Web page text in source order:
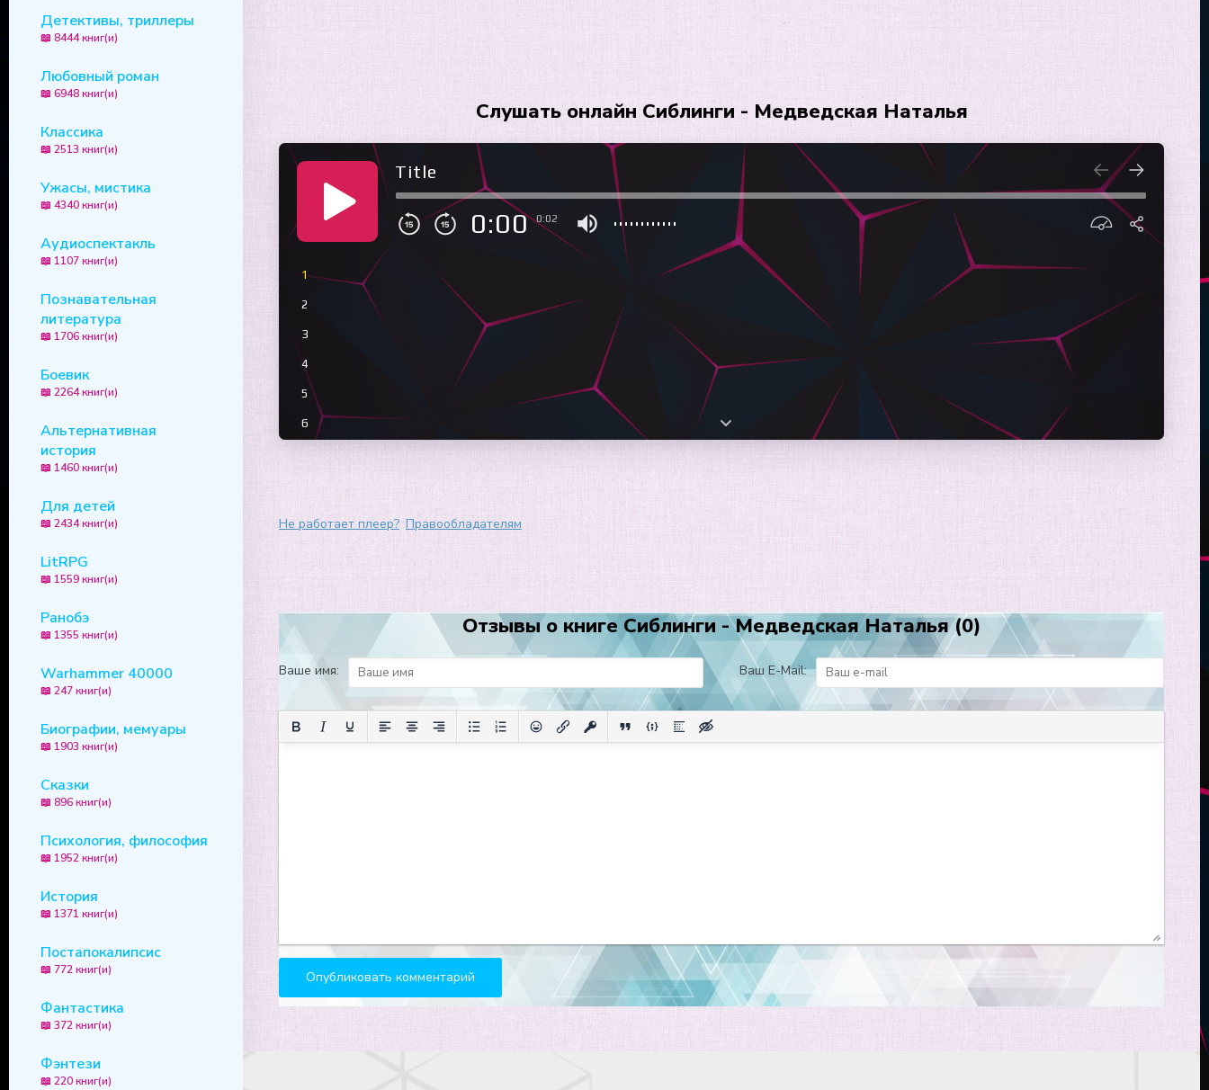
Детективы, триллеры
📖 8444 книг(и)
Любовный роман
📖 6948 книг(и)
Классика
📖 2513 книг(и)
Ужасы, мистика
📖 4340 книг(и)
Аудиоспектакль
📖 1107 книг(и)
Познавательная
литература
📖 1706 книг(и)
Боевик
📖 2264 книг(и)
Альтернативная
история
📖 1460 книг(и)
Для детей
📖 2434 книг(и)
LitRPG
📖 1559 книг(и)
Ранобэ
📖 1355 книг(и)
Warhammer 40000
📖 247 книг(и)
Биографии, мемуары
📖 1903 книг(и)
Сказки
📖 896 книг(и)
Психология, философия
📖 1952 книг(и)
История
📖 1371 книг(и)
Постапокалипсис
📖 772 книг(и)
Фантастика
📖 372 книг(и)
Фэнтези
📖 220 книг(и)
Слушать онлайн Сиблинги - Медведская Наталья
Title
0:00 0:02
1
2
3
4
5
6
Не работает плеер? Правообладателям
Отзывы о книге Сиблинги - Медведская Наталья (0)
Ваше имя: Ваш E-Mail: